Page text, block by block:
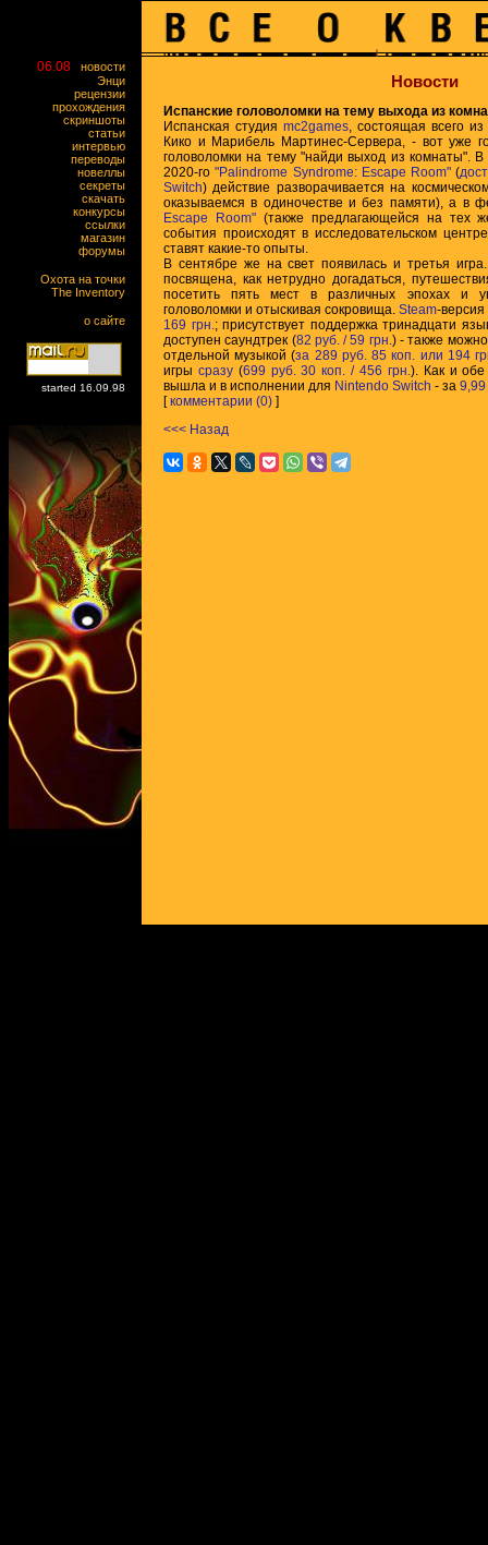
06.08
новости
Энци
рецензии
прохождения
скриншоты
статьи
интервью
переводы
новеллы
секреты
скачать
конкурсы
ссылки
магазин
форумы
Охота на точки
The Inventory
о сайте
started 16.09.98
Новости
Испанские головоломки на тему выхода из
Испанская студия mc2games, состоящая всего
Кико и Марибель Мартинес-Сервера, - вот уже
головоломки на тему "найди выход из комнаты".
2020-го"Palindrome Syndrome: Escape Room" (
Switch) действие разворачивается на
оказываемся в одиночестве и без памяти), а в
Escape Room"(также предлагающейся на тех
события происходят в исследовательском
ставят какие-то опыты.
В сентябре же на свет появилась и третья
посвящена, как нетрудно догадаться,
посетить пять мест в различных эпохах и
головоломки и отыскивая сокровища.Steam-
169 грн.; присутствует поддержка тринадцати
доступен саундтрек (82 руб. / 59 грн.) - также
отдельной музыкой (за 289 руб. 85 коп. или 194
игры сразу(699 руб. 30 коп. / 456 грн.). Как и
вышла и в исполнении для Nintendo Switch - за
[комментарии (0) ]
<<< Назад